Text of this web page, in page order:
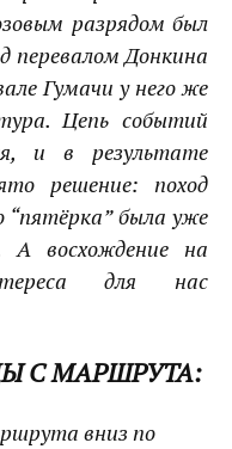
разрядом был
перевалом Донкина
Гумачи у него же
Цепь событий
и в результате
решение: поход
“пятёрка” была уже
А восхождение на
для нас
С МАРШРУТА:
вниз по